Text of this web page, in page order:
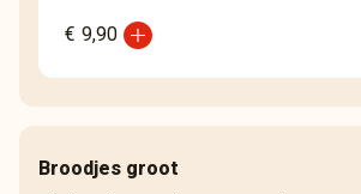
€ 9,90 add_circle
Broodjes groot